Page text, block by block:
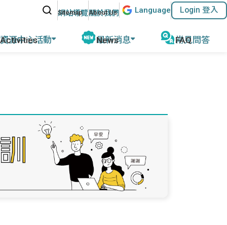
站內搜尋
網站導覽關於我們 Language Login 登入
其他網站資源
執行成果
執行學校網站與聯繫資訊
資源中心活動
外語教學協會
ACTFL
最新消息 常見問答